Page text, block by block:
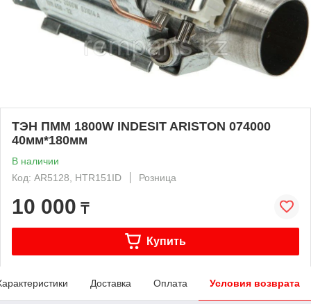
ТЭН ПММ 1800W INDESIT ARISTON 074000
40мм*180мм
В наличии
Код: AR5128, HTR151ID
Розница
10 000 ₸
Купить
Доставка Оплата Условия возврата